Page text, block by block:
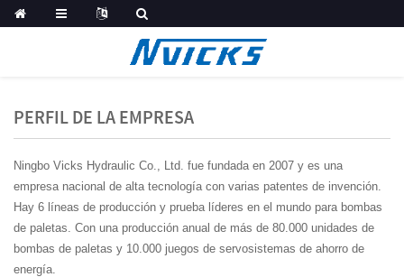
PERFIL DE LA EMPRESA
Ningbo Vicks Hydraulic Co., Ltd. fue fundada en 2007 y es una
empresa nacional de alta tecnología con varias patentes de invención.
Hay 6 líneas de producción y prueba líderes en el mundo para bombas
de paletas. Con una producción anual de más de 80.000 unidades de
bombas de paletas y 10.000 juegos de servosistemas de ahorro de
energía.